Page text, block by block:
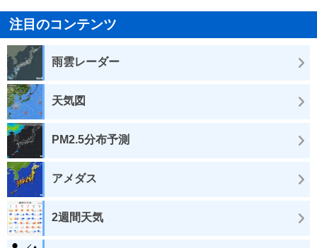
注目のコンテンツ
雨雲レーダー
天気図
PM2.5分布予測
アメダス
2週間天気